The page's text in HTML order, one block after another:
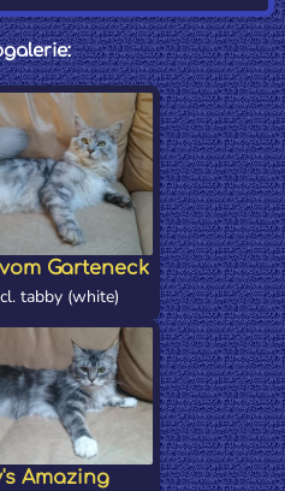
Garteneck
tabby (white)
Amazing